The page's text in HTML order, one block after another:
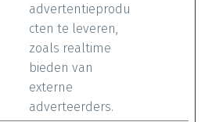
advertentieprodu
cten te leveren,
zoals realtime
bieden van
externe
adverteerders.